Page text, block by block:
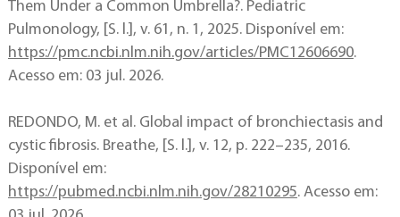
Them Under a Common Umbrella?. Pediatric
Pulmonology, [S. l.], v. 61, n. 1, 2025. Disponível em:
https://pmc.ncbi.nlm.nih.gov/articles/PMC12606690.
Acesso em: 03 jul. 2026.
REDONDO, M. et al. Global impact of bronchiectasis and
cystic fibrosis. Breathe, [S. l.], v. 12, p. 222–235, 2016.
Disponível em:
https://pubmed.ncbi.nlm.nih.gov/28210295. Acesso em: